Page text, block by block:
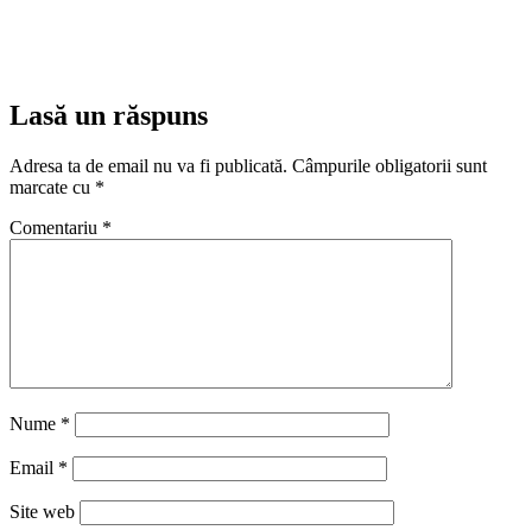
Lasă un răspuns
Adresa ta de email nu va fi publicată. Câmpurile obligatorii sunt
marcate cu *
Comentariu *
Nume *
Email *
Site web